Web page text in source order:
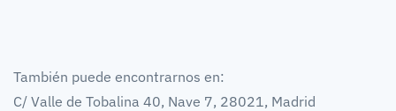
También puede encontrarnos en:
C/ Valle de Tobalina 40, Nave 7, 28021, Madrid